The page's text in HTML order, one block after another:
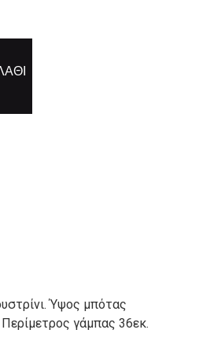
Ύψος μπότας
γάμπας 36εκ.